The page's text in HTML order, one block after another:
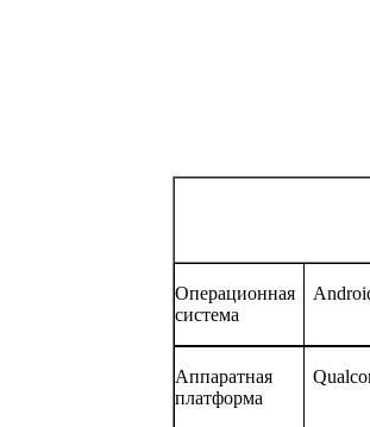
Операционная
система
Аппаратная
платформа